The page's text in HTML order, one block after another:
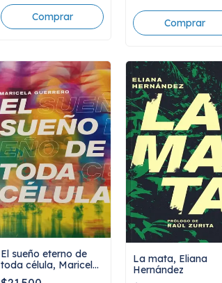
El sueño eterno de
toda célula, Maricela
Guerrero
La mata, Eliana
Hernández